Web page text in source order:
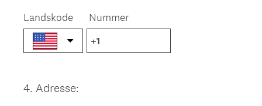
Landskode Nummer
Question
4. Adresse: